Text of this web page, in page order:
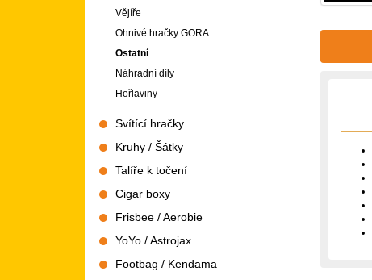
Vějíře
Ohnivé hračky GORA
Ostatní
Náhradní díly
Hořlaviny
Svítící hračky
Kruhy / Šátky
Talíře k točení
Cigar boxy
Frisbee / Aerobie
YoYo / Astrojax
Footbag / Kendama